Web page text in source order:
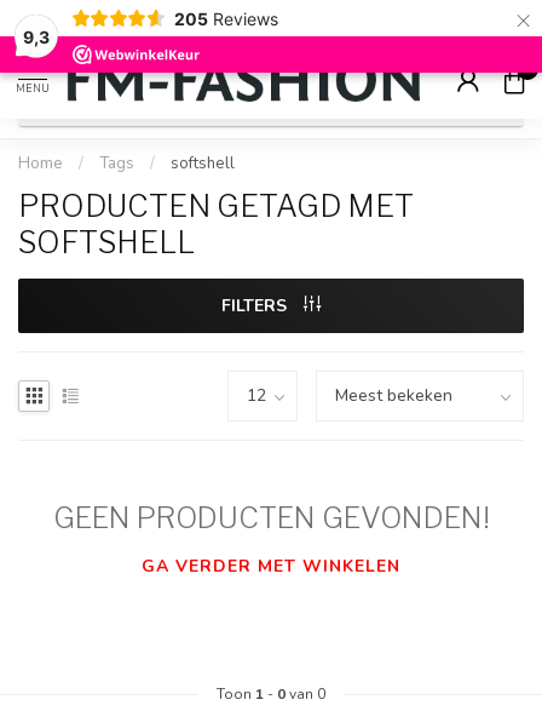
9,3
205 Reviews ×
Check onzesale artikelenvoor flinke kortingen
MENU
0
Home / Tags / softshell
PRODUCTEN GETAGD MET
SOFTSHELL
FILTERS
GEEN PRODUCTEN GEVONDEN!
GA VERDER MET WINKELEN
Toon 1 - 0van 0